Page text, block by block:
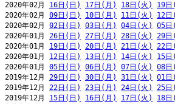
2020年02月 16日(日) 17日(月) 18日(火) 19
2020年02月 09日(日) 10日(月) 11日(火) 12
2020年02月 02日(日) 03日(月) 04日(火) 05
2020年01月 26日(日) 27日(月) 28日(火) 29
2020年01月 19日(日) 20日(月) 21日(火) 22
2020年01月 12日(日) 13日(月) 14日(火) 15
2020年01月 05日(日) 06日(月) 07日(火) 08
2019年12月 29日(日) 30日(月) 31日(火) 01
2019年12月 22日(日) 23日(月) 24日(火) 25
2019年12月 15日(日) 16日(月) 17日(火) 18